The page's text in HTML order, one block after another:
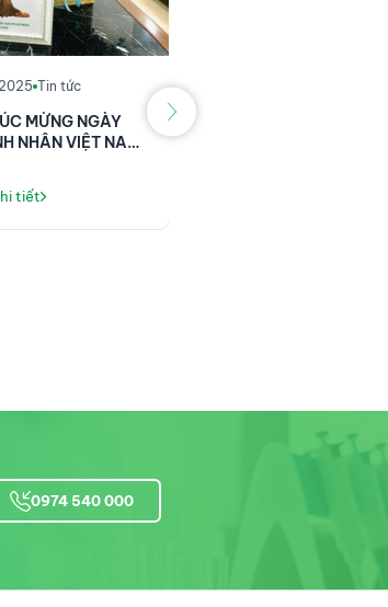
Tin tức
MỪNG NGÀY
NHÂN VIỆT NAM
tiết
0974 540 000